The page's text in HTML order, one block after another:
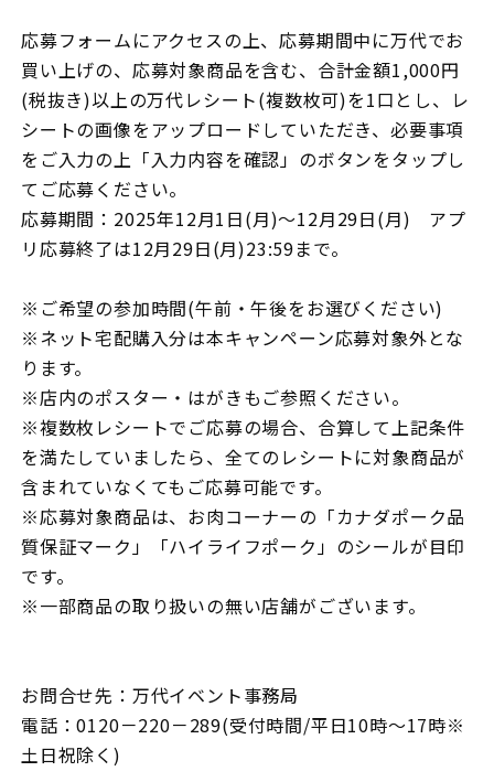
応募フォームにアクセスの上、応募期間中に万代でお
買い上げの、応募対象商品を含む、合計金額1,000円
(税抜き)以上の万代レシート(複数枚可)を1口とし、レ
シートの画像をアップロードしていただき、必要事項
をご入力の上「入力内容を確認」のボタンをタップし
てご応募ください。
応募期間：2025年12月1日(月)～12月29日(月) アプ
リ応募終了は12月29日(月)23:59まで。
※ご希望の参加時間(午前・午後をお選びください)
※ネット宅配購入分は本キャンペーン応募対象外とな
ります。
※店内のポスター・はがきもご参照ください。
※複数枚レシートでご応募の場合、合算して上記条件
を満たしていましたら、全てのレシートに対象商品が
含まれていなくてもご応募可能です。
※応募対象商品は、お肉コーナーの「カナダポーク品
質保証マーク」「ハイライフポーク」のシールが目印
です。
※一部商品の取り扱いの無い店舗がございます。
お問合せ先：万代イベント事務局
電話：0120－220－289(受付時間/平日10時～17時※
土日祝除く)